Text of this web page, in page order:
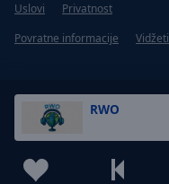
RWO
Uslovi
Privatnost
Povratne informacije
Vidžeti